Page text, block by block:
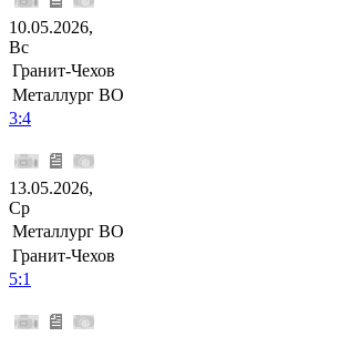
10.05.2026,
Вс
Гранит-Чехов
Металлург ВО
3:4
13.05.2026,
Ср
Металлург ВО
Гранит-Чехов
5:1